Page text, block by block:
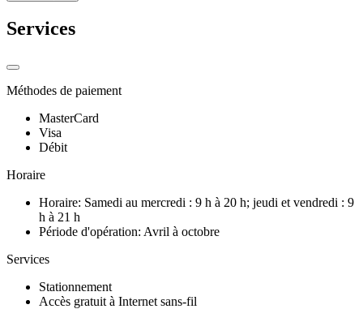
Services
Méthodes de paiement
MasterCard
Visa
Débit
Horaire
Horaire: Samedi au mercredi : 9 h à 20 h; jeudi et vendredi : 9
h à 21 h
Période d'opération: Avril à octobre
Services
Stationnement
Accès gratuit à Internet sans-fil